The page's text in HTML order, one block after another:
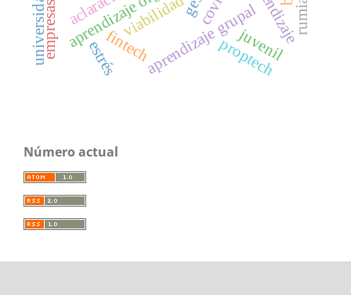
aprendizaje grupal
empresas viabilidad
fintech
estrés juvenil
universidad proptech
Número actual